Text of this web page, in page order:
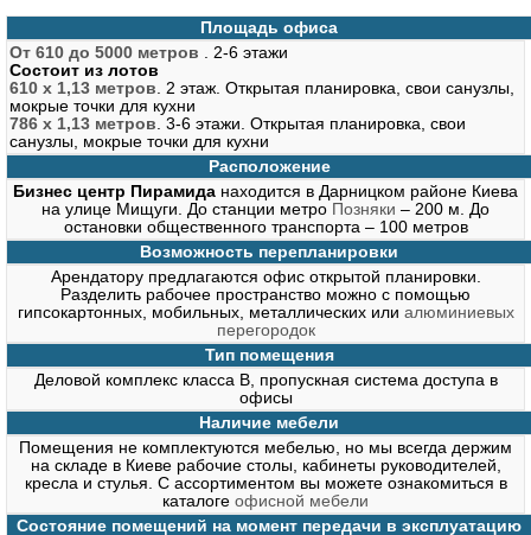
Площадь офиса
От 610 до 5000 метров . 2-6 этажи
Состоит из лотов
610 х 1,13 метров . 2 этаж. Открытая планировка, свои санузлы,
мокрые точки для кухни
786 х 1,13 метров . 3-6 этажи. Открытая планировка, свои
санузлы, мокрые точки для кухни
Расположение
Бизнес центр Пирамида находится в Дарницком районе Киева
на улице Мищуги. До станции метро Позняки – 200 м. До
остановки общественного транспорта – 100 метров
Возможность перепланировки
Арендатору предлагаются офис открытой планировки.
Разделить рабочее пространство можно с помощью
гипсокартонных, мобильных, металлических или алюминиевых
перегородок
Тип помещения
Деловой комплекс класса В, пропускная система доступа в
офисы
Наличие мебели
Помещения не комплектуются мебелью, но мы всегда держим
на складе в Киеве рабочие столы, кабинеты руководителей,
кресла и стулья. С ассортиментом вы можете ознакомиться в
каталоге офисной мебели
Состояние помещений на момент передачи в эксплуатацию